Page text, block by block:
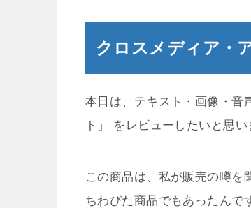
クロスメディア・
本日は、テキスト・画像・音
ト」 をレビューしたいと思い
この商品は、私が販売の噂を
ちわびた商品でもあったんで